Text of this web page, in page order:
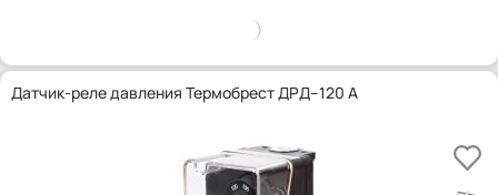
Датчик-реле давления Термобрест ДРД–120 А